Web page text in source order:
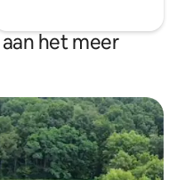
het meer